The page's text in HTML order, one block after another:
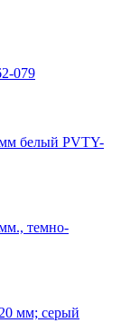
079
белый PVTY-
темно-
мм; серый